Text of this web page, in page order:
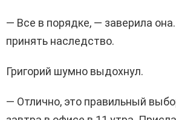
— Все в порядке, — заверила
принять наследство.
Григорий шумно выдохнул.
— Отлично, это правильный